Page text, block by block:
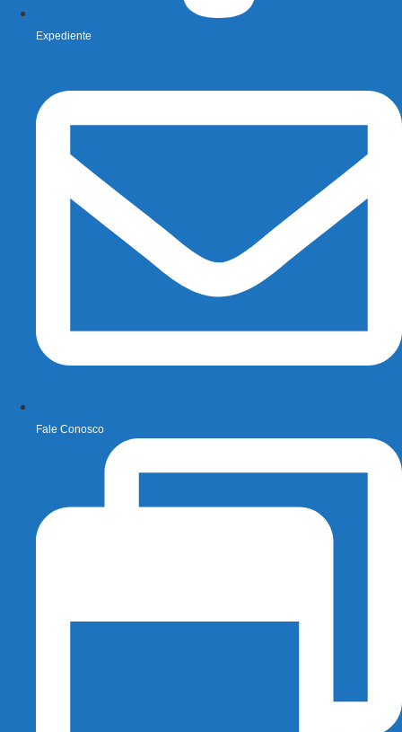
Expediente
Fale Conosco